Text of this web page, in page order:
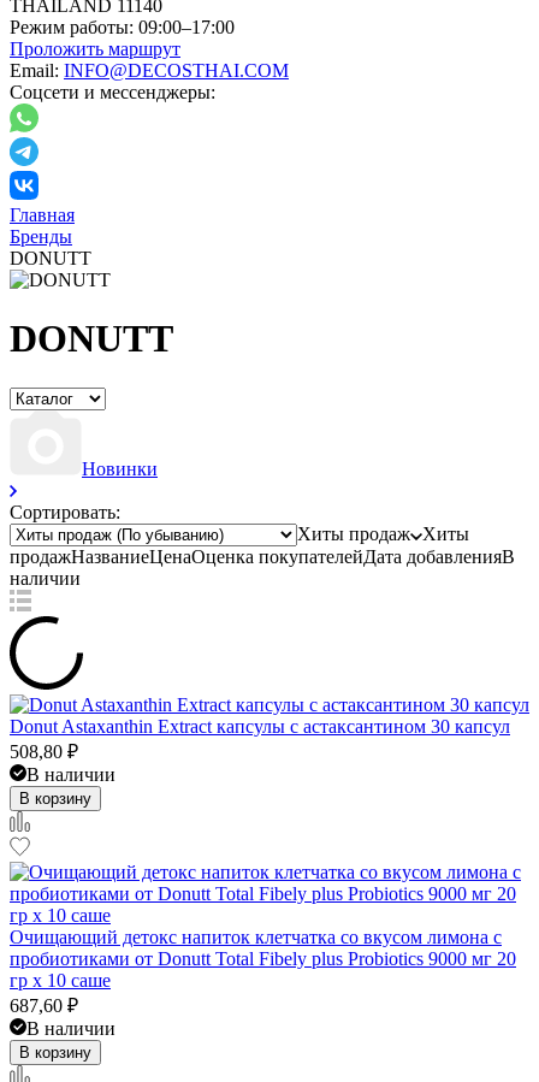
THAILAND 11140
Режим работы: 09:00–17:00
Проложить маршрут
Email: INFO@DECOSTHAI.COM
Соцсети и мессенджеры:
Главная
Бренды
DONUTT
DONUTT
Новинки
Сортировать:
Хиты продаж
Хиты
продажНазваниеЦенаОценка покупателейДата добавленияВ
наличии
Donut Astaxanthin Extract капсулы с астаксантином 30 капсул
508,80 ₽
В наличии
В корзину
Очищающий детокс напиток клетчатка со вкусом лимона с
пробиотиками от Donutt Total Fibely plus Probiotics 9000 мг 20
гр x 10 саше
687,60 ₽
В наличии
В корзину